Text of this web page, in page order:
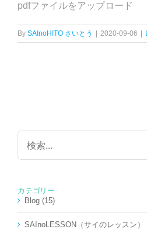
pdfファイルをアップロード
By SAInoHITO さいとう 2020-09-06
検
…
カテゴリー
Blog (15)
SAInoLESSON（サイのレッスン）